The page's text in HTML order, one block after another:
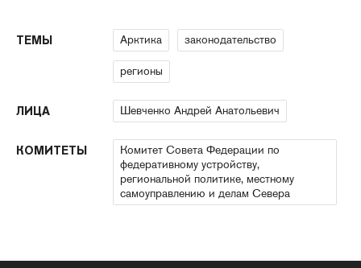
ТЕМЫ Арктика законодательство
регионы
ЛИЦА Шевченко Андрей Анатольевич
КОМИТЕТЫ
Комитет Совета Федерации по
федеративному устройству,
региональной политике, местному
самоуправлению и делам Севера